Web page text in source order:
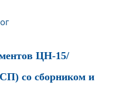
ЦН-15/
со сборником и